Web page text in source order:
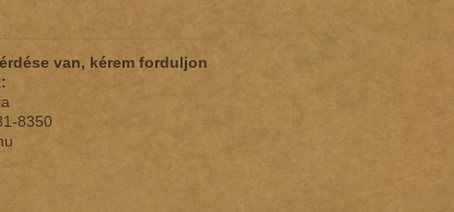
van, kérem forduljon
8350